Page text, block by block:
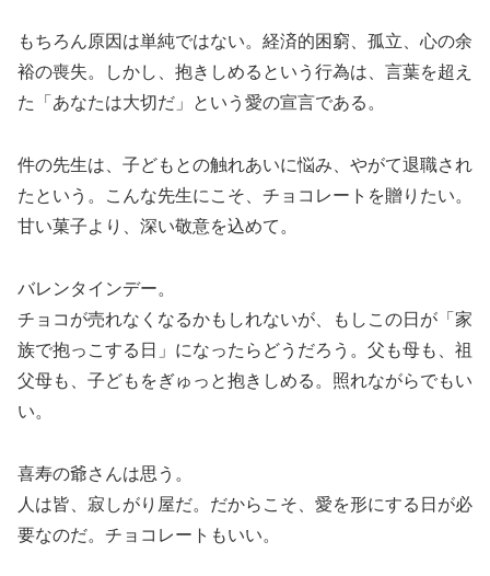
もちろん原因は単純ではない。経済的困窮、孤立、心の余
裕の喪失。しかし、抱きしめるという行為は、言葉を超え
た「あなたは大切だ」という愛の宣言である。
件の先生は、子どもとの触れあいに悩み、やがて退職され
たという。こんな先生にこそ、チョコレートを贈りたい。
甘い菓子より、深い敬意を込めて。
バレンタインデー。
チョコが売れなくなるかもしれないが、もしこの日が「家
族で抱っこする日」になったらどうだろう。父も母も、祖
父母も、子どもをぎゅっと抱きしめる。照れながらでもい
い。
喜寿の爺さんは思う。
人は皆、寂しがり屋だ。だからこそ、愛を形にする日が必
要なのだ。チョコレートもいい。